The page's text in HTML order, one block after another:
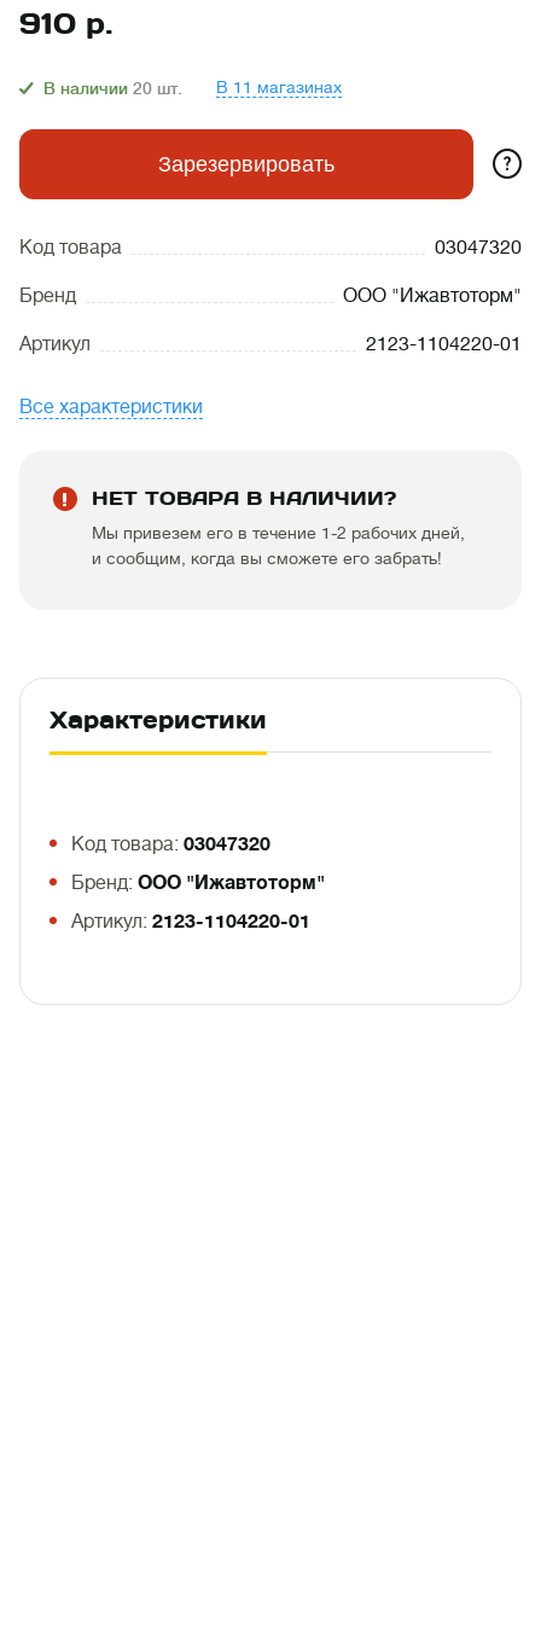
910 р.
В наличии 20 шт. В 11 магазинах
Зарезервировать ?
Код товара 03047320
Бренд ООО "Ижавтоторм"
Артикул 2123-1104220-01
Все характеристики
НЕТ ТОВАРА В НАЛИЧИИ?
Мы привезем его в течение 1-2 рабочих дней,
и сообщим, когда вы сможете его забрать!
Характеристики
Код товара: 03047320
Бренд: ООО "Ижавтоторм"
Артикул: 2123-1104220-01